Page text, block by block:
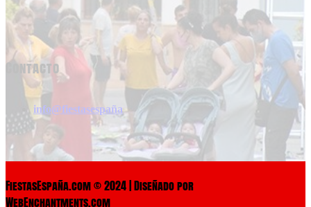
Contacto
info@fiestasespaña
FiestasEspaña.com © 2024 | Diseñado por
WebEnchantments.com